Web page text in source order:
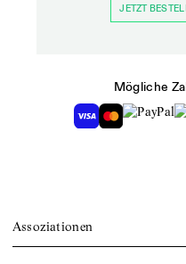
JETZT
Mögliche
Assoziationen